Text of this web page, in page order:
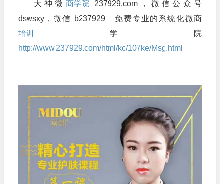
大神微商学院 237929.com，微信公众号
dswsxy，微信 b237929，免费专业的系统化微商
培训
学院
http://www.237929.com/html/kc/107ke/Msg.html